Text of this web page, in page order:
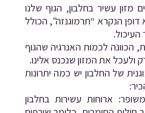
מזון עשיר בחלבון, הגוף שלנו
דופן הנקרא “תרמוגנזה”, הכולל
העיכול.
הכוונה לכמות האנרגיה שהגוף
ולעכל את המזון שנכנס אלינו.
של החלבון יש כמה יתרונות
ארוחות עשירות בחלבון